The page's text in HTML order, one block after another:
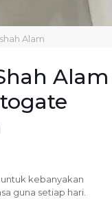
Alam
Alam
kebanyakan
guna setiap hari.